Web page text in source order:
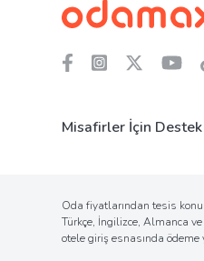
Misafirler İçin
Oda fiyatlarından tesis
Türkçe, İngilizce, Almanca
otele giriş esnasında ödeme